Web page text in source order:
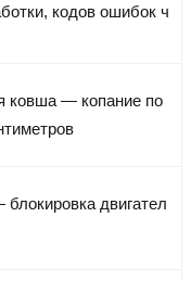
кодов ошибок ч
ковша — копание по
двигател